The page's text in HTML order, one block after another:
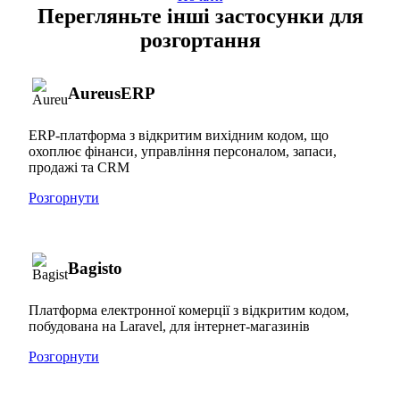
Перегляньте інші застосунки для
розгортання
AureusERP
ERP-платформа з відкритим вихідним кодом, що
охоплює фінанси, управління персоналом, запаси,
продажі та CRM
Розгорнути
Bagisto
Платформа електронної комерції з відкритим кодом,
побудована на Laravel, для інтернет-магазинів
Розгорнути